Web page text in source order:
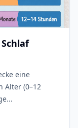
eine
Alter (0–12